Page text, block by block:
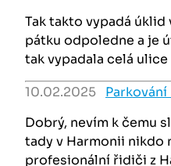
Tak takto vypadá
pátku odpoledne a je
tak vypadala celá ulice
10.02.2025
Dobrý, nevím k čemu
tady v Harmonii nikdo
profesionální řidiči z